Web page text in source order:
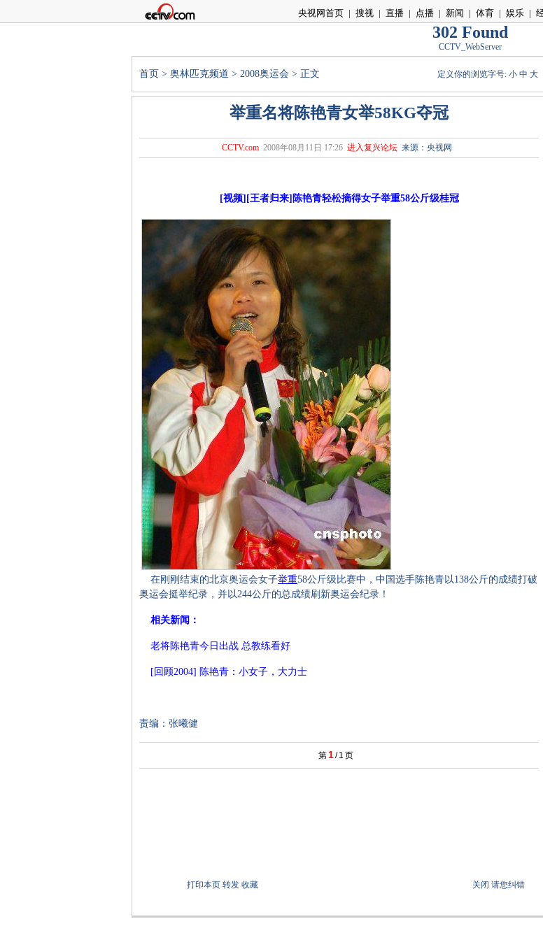
央视网首页 | 搜视 | 直播 | 点播 | 新闻 | 体育 | 娱乐 |
302 Found
CCTV_WebServer
首页 > 奥林匹克频道 > 2008奥运会 > 正文 定义你的浏览字号: 小 中 大
举重名将陈艳青女举58KG夺冠
CCTV.com 2008年08月11日 17:26 进入复兴论坛 来源：央视网
[视频][王者归来]陈艳青轻松摘得女子举重58公斤级桂冠
在刚刚结束的北京奥运会女子举重58公斤级比赛中，中国选手陈艳青以138公斤的成绩打破
奥运会挺举纪录，并以244公斤的总成绩刷新奥运会纪录！
相关新闻：
老将陈艳青今日出战 总教练看好
[回顾2004] 陈艳青：小女子，大力士
责编：张曦健
第 1/ 1 页
打印本页 转发 收藏 关闭 请您纠错